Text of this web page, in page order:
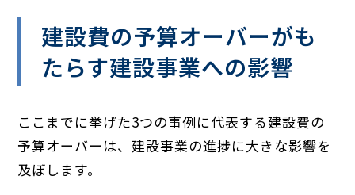
建設費の予算オーバーがも
たらす建設事業への影響
ここまでに挙げた3つの事例に代表する建設費の
予算オーバーは、建設事業の進捗に大きな影響を
及ぼします。